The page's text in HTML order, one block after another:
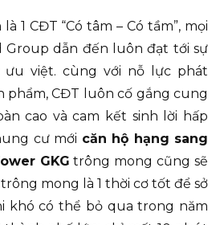
1 CĐT “Có tâm – Có tầm”, mọi
Group dẫn đến luôn đạt tới sự
việt. cùng với nỗ lực phát
phẩm, CĐT luôn cố gắng cung
cao và cam kết sinh lời hấp
cư mới căn hộ hạng sang
GKG trông mong cũng sẽ
mong là 1 thời cơ tốt để sở
khó có thể bỏ qua trong năm